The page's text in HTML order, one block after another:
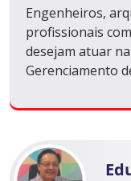
Engenheiros,
profissionais
desejam atuar
Gerenciamento